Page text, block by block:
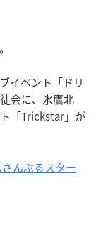
イベント「ドリ
会に、氷鷹北
「Trickstar」が
んぶるスター